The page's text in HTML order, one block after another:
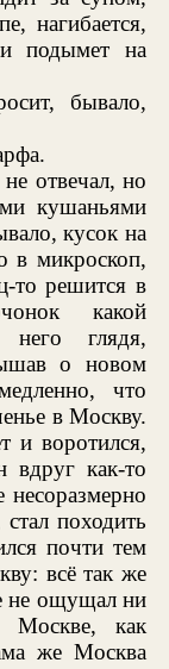
нагибается,
и подымет на
бывало,
отвечал, но
кушаньями
кусок на
в микроскоп,
то решится в
какой
глядя,
о новом
что
в Москву.
и воротился,
вдруг как-то
несоразмерно
походить
почти тем
всё так же
не ощущал ни
как
же Москва